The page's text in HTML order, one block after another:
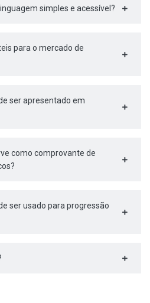
simples e acessível?
para o mercado de
ser apresentado em
como comprovante de
ser usado para progressão